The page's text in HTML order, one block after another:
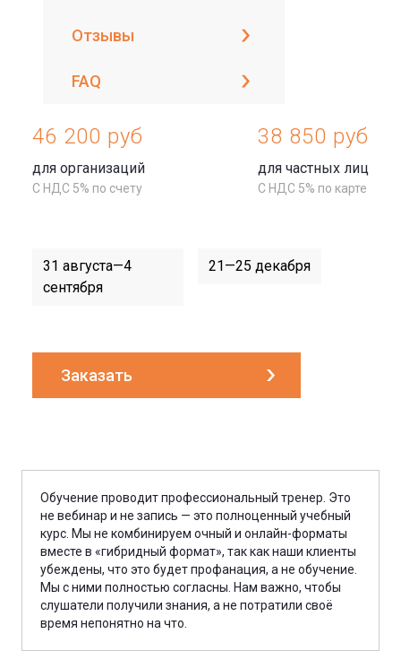
Отзывы
FAQ
46 200 руб
для организаций
С НДС 5% по счету
38 850 руб
для частных лиц
С НДС 5% по карте
31 августа—4
сентября
21—25 декабря
Заказать
Обучение проводит профессиональный тренер. Это
не вебинар и не запись — это полноценный учебный
курс. Мы не комбинируем очный и онлайн-форматы
вместе в «гибридный формат», так как наши клиенты
убеждены, что это будет профанация, а не обучение.
Мы с ними полностью согласны. Нам важно, чтобы
слушатели получили знания, а не потратили своё
время непонятно на что.